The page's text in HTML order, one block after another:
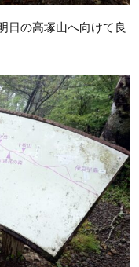
日の高塚山へ向けて良